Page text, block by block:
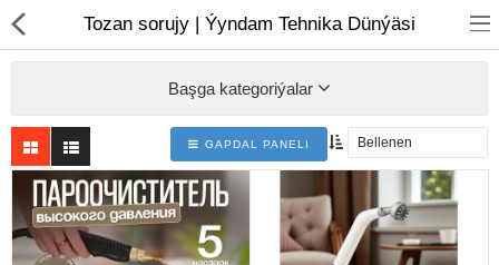
Noutbuk
Tozan sorujy | Ýyndam Tehnika Dünýäsi
Başga kategoriýalar
GAPDAL PANELI